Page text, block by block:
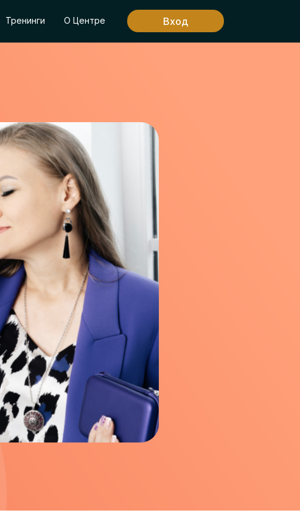
Вход
Тренинги О Центре